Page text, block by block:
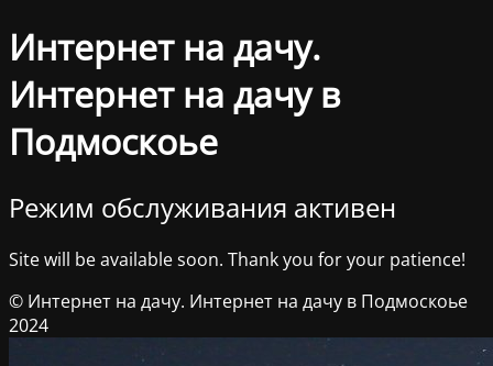
Интернет на дачу.
Интернет на дачу в
Подмоскоье
Режим обслуживания активен
Site will be available soon. Thank you for your patience!
© Интернет на дачу. Интернет на дачу в Подмоскоье
2024